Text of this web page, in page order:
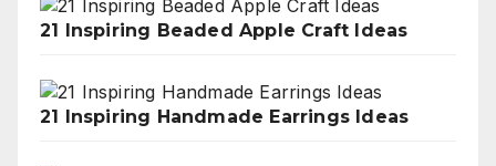
21 Inspiring Beaded Apple Craft Ideas
21 Inspiring Handmade Earrings Ideas